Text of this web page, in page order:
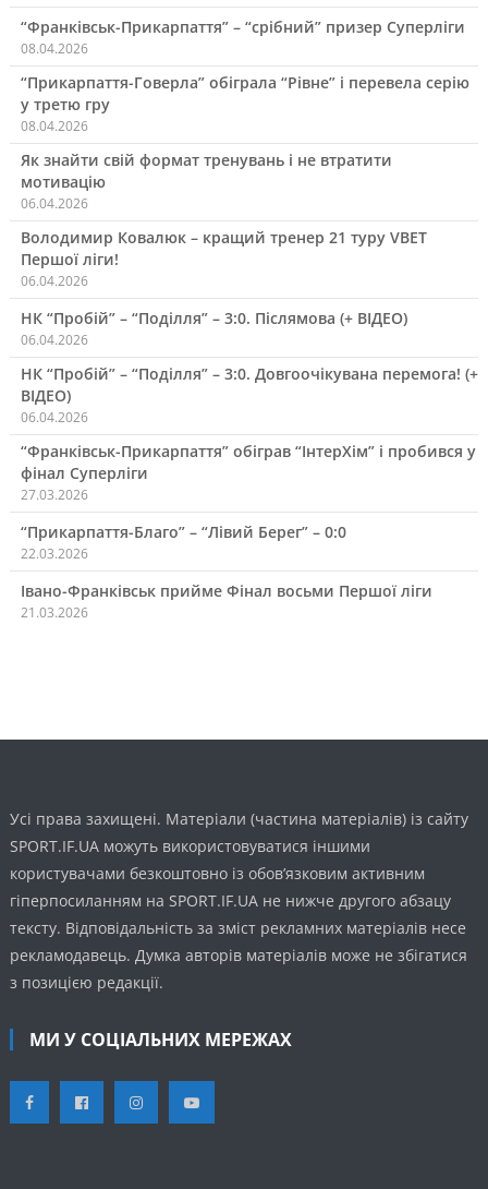
“Франківськ-Прикарпаття” – “срібний” призер Суперліги
08.04.2026
“Прикарпаття-Говерла” обіграла “Рівне” і перевела серію
у третю гру
08.04.2026
Як знайти свій формат тренувань і не втратити
мотивацію
06.04.2026
Володимир Ковалюк – кращий тренер 21 туру VBET
Першої ліги!
06.04.2026
НК “Пробій” – “Поділля” – 3:0. Післямова (+ ВІДЕО)
06.04.2026
НК “Пробій” – “Поділля” – 3:0. Довгоочікувана перемога! (+
ВІДЕО)
06.04.2026
“Франківськ-Прикарпаття” обіграв “ІнтерХім” і пробився у
фінал Суперліги
27.03.2026
“Прикарпаття-Благо” – “Лівий Берег” – 0:0
22.03.2026
Івано-Франківськ прийме Фінал восьми Першої ліги
21.03.2026
Усі права захищені. Матеріали (частина матеріалів) із сайту
SPORT.IF.UA можуть використовуватися іншими
користувачами безкоштовно із обов’язковим активним
гіперпосиланням на SPORT.IF.UA не нижче другого абзацу
тексту. Відповідальність за зміст рекламних матеріалів несе
рекламодавець. Думка авторів матеріалів може не збігатися
з позицією редакції.
МИ У СОЦІАЛЬНИХ МЕРЕЖАХ